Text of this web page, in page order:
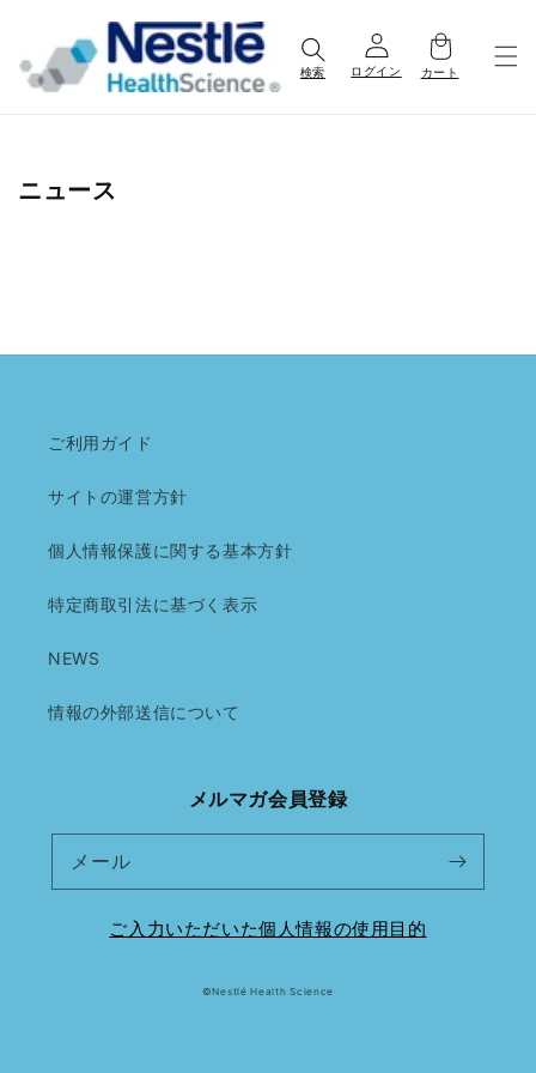
進む
検索 ログイン カート
ニュース
ご利用ガイド
サイトの運営方針
個人情報保護に関する基本方針
特定商取引法に基づく表示
NEWS
情報の外部送信について
メルマガ会員登録
メール
ご入力いただいた個人情報の使用目的
©Nestlé Health Science